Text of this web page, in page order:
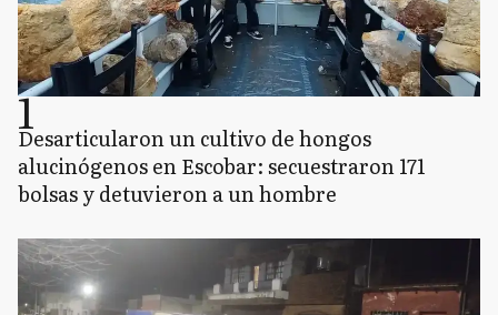
1
Desarticularon un cultivo de hongos
alucinógenos en Escobar: secuestraron 171
bolsas y detuvieron a un hombre